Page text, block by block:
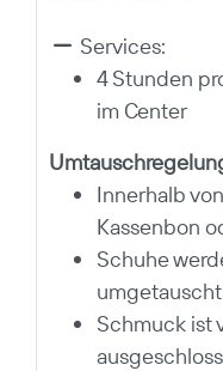
Services:
4 Stunden
im Center
Innerhalb
Kassenbon
Schuhe
umgetauscht
Schmuck ist